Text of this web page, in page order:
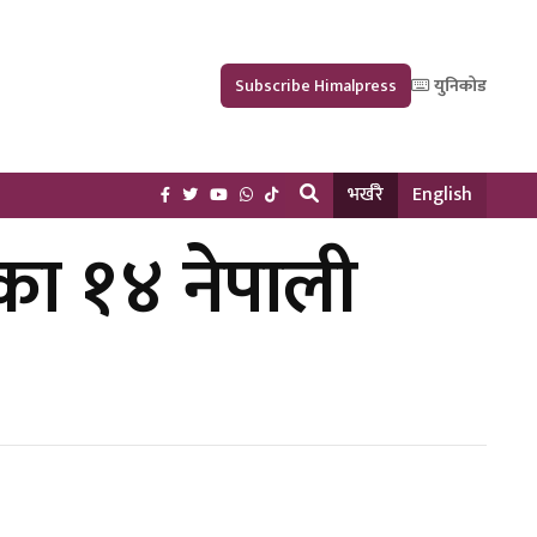
Subscribe Himalpress युनिकोड
भर्खरै English
१४ नेपाली